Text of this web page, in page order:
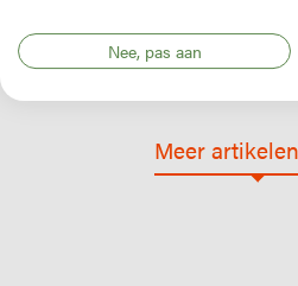
geen
tips!
Meer
Nee, pas aan